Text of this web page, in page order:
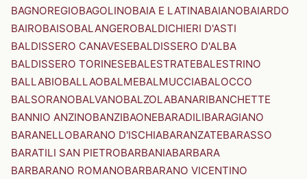
BAGNOREGIOBAGOLINOBAIA E LATINABAIANOBAIARDO
BAIROBAISOBALANGEROBALDICHIERI D'ASTI
BALDISSERO CANAVESEBALDISSERO D'ALBA
BALDISSERO TORINESEBALESTRATEBALESTRINO
BALLABIOBALLAOBALMEBALMUCCIABALOCCO
BALSORANOBALVANOBALZOLABANARIBANCHETTE
BANNIO ANZINOBANZIBAONEBARADILIBARAGIANO
BARANELLOBARANO D'ISCHIABARANZATEBARASSO
BARATILI SAN PIETROBARBANIABARBARA
BARBARANO ROMANOBARBARANO VICENTINO